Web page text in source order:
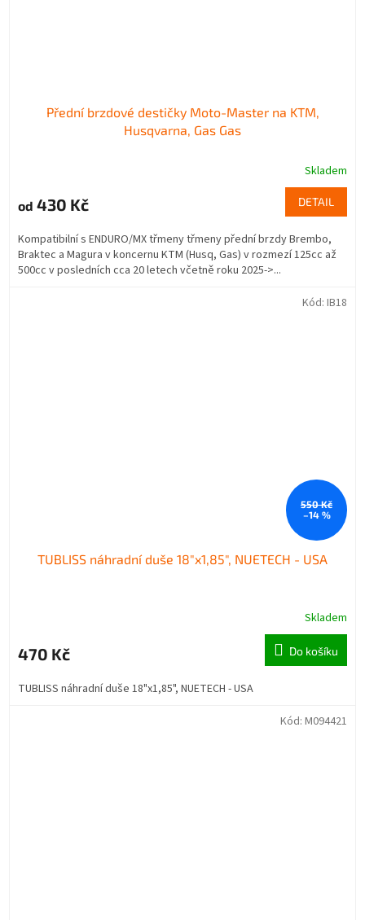
Přední brzdové destičky Moto-Master na KTM,
Husqvarna, Gas Gas
Skladem
od 430 Kč DETAIL
Kompatibilní s ENDURO/MX třmeny třmeny přední brzdy Brembo,
Braktec a Magura v koncernu KTM (Husq, Gas) v rozmezí 125cc až
500cc v posledních cca 20 letech včetně roku 2025->...
550 Kč
–14 %
TUBLISS náhradní duše 18"x1,85", NUETECH - USA
Skladem
470 Kč Do košíku
TUBLISS náhradní duše 18"x1,85", NUETECH - USA
Kód: IB18
Kód: M094421